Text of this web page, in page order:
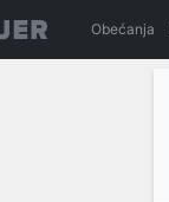
Obećanja